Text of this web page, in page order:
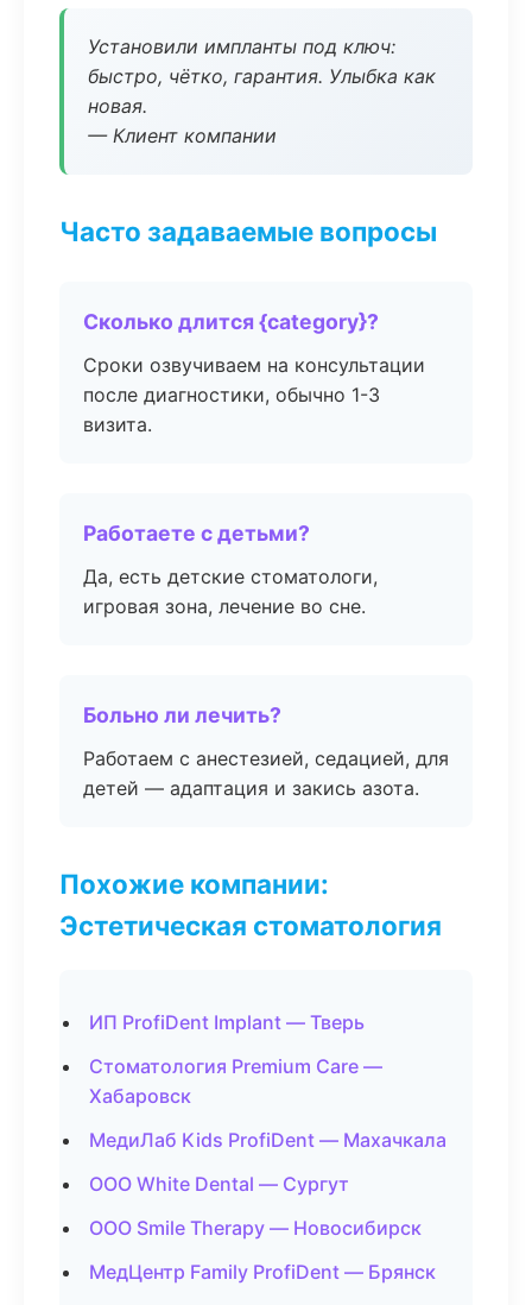
Установили импланты под ключ:
быстро, чётко, гарантия. Улыбка как
новая.
— Клиент компании
Часто задаваемые вопросы
Сколько длится {category}?
Сроки озвучиваем на консультации
после диагностики, обычно 1-3
визита.
Работаете с детьми?
Да, есть детские стоматологи,
игровая зона, лечение во сне.
Больно ли лечить?
Работаем с анестезией, седацией, для
детей — адаптация и закись азота.
Похожие компании:
Эстетическая стоматология
ИП ProfiDent Implant — Тверь
Стоматология Premium Care —
Хабаровск
МедиЛаб Kids ProfiDent — Махачкала
ООО White Dental — Сургут
ООО Smile Therapy — Новосибирск
МедЦентр Family ProfiDent — Брянск